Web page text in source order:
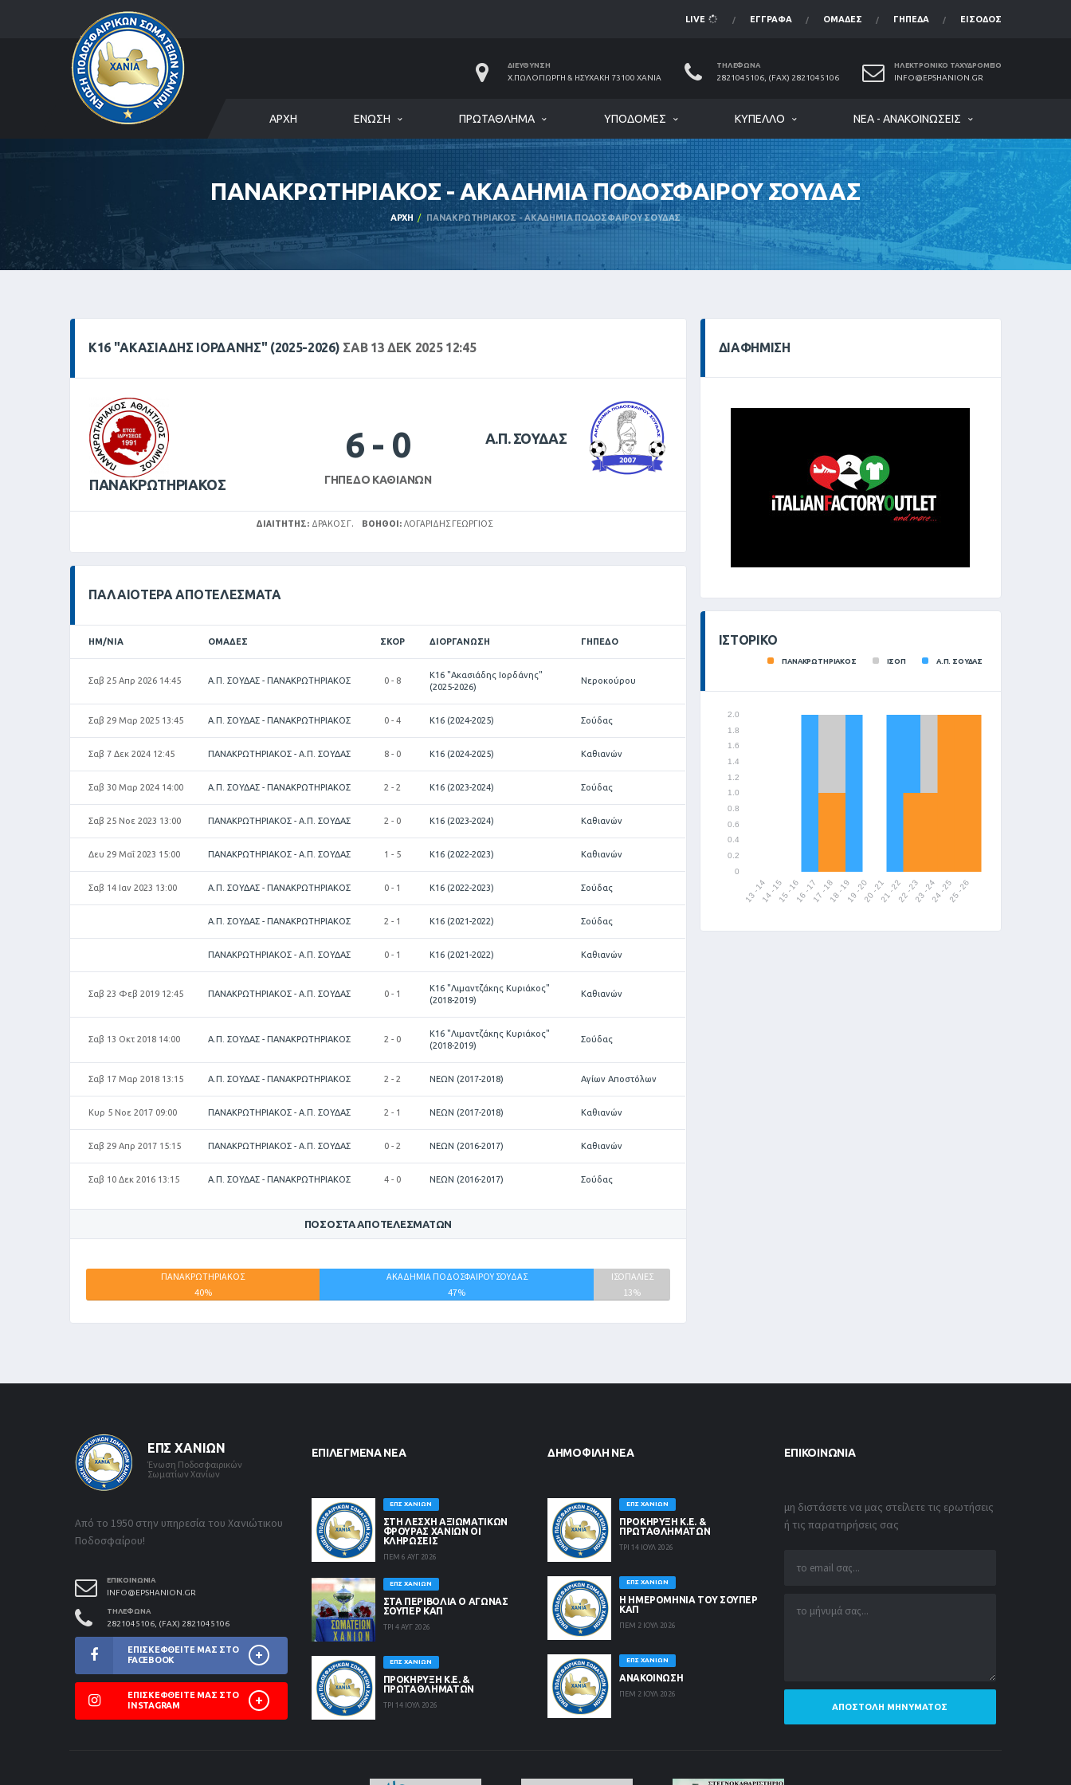
LIVE ΈΓΓΡΑΦΑ ΟΜΆΔΕΣ ΓΉΠΕΔΑ ΕΊΣΟΔΟΣ
ΔΙΕΎΘΥΝΣΗ
Χ.ΠΩΛΟΓΙΏΡΓΗ & ΗΣΥΧΆΚΗ 73100 ΧΑΝΙΆ
ΤΗΛΈΦΩΝΑ
2821045106, (FAX) 2821045106
ΗΛΕΚΤΡΟΝΙΚΌ ΤΑΧΥΔΡΟΜΕΊΟ
INFO@EPSHANION.GR
ΑΡΧΉ ΈΝΩΣΗ ΠΡΩΤΆΘΛΗΜΑ ΥΠΟΔΟΜΈΣ ΚΎΠΕΛΛΟ ΝΈΑ - ΑΝΑΚΟΙΝΏΣΕΙΣ
ΠΑΝΑΚΡΩΤΗΡΙΑΚΟΣ - ΑΚΑΔΗΜΙΑ ΠΟΔΟΣΦΑΙΡΟΥ ΣΟΥΔΑΣ
ΑΡΧΉ ΠΑΝΑΚΡΩΤΗΡΙΑΚΟΣ - ΑΚΑΔΗΜΙΑ ΠΟΔΟΣΦΑΙΡΟΥ ΣΟΥΔΑΣ
Κ16 "ΑΚΑΣΙΆΔΗΣ ΙΟΡΔΆΝΗΣ" (2025-2026) ΣΑΒ 13 ΔΕΚ 2025 12:45
ΠΑΝΑΚΡΩΤΗΡΙΑΚΟΣ
6 - 0
ΓΉΠΕΔΟ ΚΑΘΙΑΝΏΝ
Α.Π. ΣΟΥΔΑΣ
ΔΙΑΙΤΗΤΉΣ: ΔΡΑΚΟΣ Γ. ΒΟΗΘΟΊ: ΛΟΓΑΡΊΔΗΣ ΓΕΏΡΓΙΟΣ
ΠΑΛΑΙΌΤΕΡΑ ΑΠΟΤΕΛΈΣΜΑΤΑ
ΗΜ/ΝΊΑ ΟΜΆΔΕΣ ΣΚΟΡ ΔΙΟΡΓΆΝΩΣΗ ΓΉΠΕΔΟ
Σαβ 25 Απρ 2026 14:45 Α.Π. ΣΟΥΔΑΣ - ΠΑΝΑΚΡΩΤΗΡΙΑΚΟΣ 0 - 8
Κ16 "Ακασιάδης Ιορδάνης"
(2025-2026)
Νεροκούρου
Σαβ 29 Μαρ 2025 13:45 Α.Π. ΣΟΥΔΑΣ - ΠΑΝΑΚΡΩΤΗΡΙΑΚΟΣ 0 - 4 Κ16 (2024-2025) Σούδας
Σαβ 7 Δεκ 2024 12:45 ΠΑΝΑΚΡΩΤΗΡΙΑΚΟΣ - Α.Π. ΣΟΥΔΑΣ 8 - 0 Κ16 (2024-2025) Καθιανών
Σαβ 30 Μαρ 2024 14:00 Α.Π. ΣΟΥΔΑΣ - ΠΑΝΑΚΡΩΤΗΡΙΑΚΟΣ 2 - 2 Κ16 (2023-2024) Σούδας
Σαβ 25 Νοε 2023 13:00 ΠΑΝΑΚΡΩΤΗΡΙΑΚΟΣ - Α.Π. ΣΟΥΔΑΣ 2 - 0 Κ16 (2023-2024) Καθιανών
Δευ 29 Μαΐ 2023 15:00 ΠΑΝΑΚΡΩΤΗΡΙΑΚΟΣ - Α.Π. ΣΟΥΔΑΣ 1 - 5 Κ16 (2022-2023) Καθιανών
Σαβ 14 Ιαν 2023 13:00 Α.Π. ΣΟΥΔΑΣ - ΠΑΝΑΚΡΩΤΗΡΙΑΚΟΣ 0 - 1 Κ16 (2022-2023) Σούδας
Α.Π. ΣΟΥΔΑΣ - ΠΑΝΑΚΡΩΤΗΡΙΑΚΟΣ 2 - 1 Κ16 (2021-2022) Σούδας
ΠΑΝΑΚΡΩΤΗΡΙΑΚΟΣ - Α.Π. ΣΟΥΔΑΣ 0 - 1 Κ16 (2021-2022) Καθιανών
Σαβ 23 Φεβ 2019 12:45 ΠΑΝΑΚΡΩΤΗΡΙΑΚΟΣ - Α.Π. ΣΟΥΔΑΣ 0 - 1
Κ16 "Λιμαντζάκης Κυριάκος"
(2018-2019)
Καθιανών
Σαβ 13 Οκτ 2018 14:00 Α.Π. ΣΟΥΔΑΣ - ΠΑΝΑΚΡΩΤΗΡΙΑΚΟΣ 2 - 0
Κ16 "Λιμαντζάκης Κυριάκος"
(2018-2019)
Σούδας
Σαβ 17 Μαρ 2018 13:15 Α.Π. ΣΟΥΔΑΣ - ΠΑΝΑΚΡΩΤΗΡΙΑΚΟΣ 2 - 2 ΝΕΩΝ (2017-2018) Αγίων Αποστόλων
Κυρ 5 Νοε 2017 09:00 ΠΑΝΑΚΡΩΤΗΡΙΑΚΟΣ - Α.Π. ΣΟΥΔΑΣ 2 - 1 ΝΕΩΝ (2017-2018) Καθιανών
Σαβ 29 Απρ 2017 15:15 ΠΑΝΑΚΡΩΤΗΡΙΑΚΟΣ - Α.Π. ΣΟΥΔΑΣ 0 - 2 ΝΕΩΝ (2016-2017) Καθιανών
Σαβ 10 Δεκ 2016 13:15 Α.Π. ΣΟΥΔΑΣ - ΠΑΝΑΚΡΩΤΗΡΙΑΚΟΣ 4 - 0 ΝΕΩΝ (2016-2017) Σούδας
ΠΟΣΟΣΤΆ ΑΠΟΤΕΛΕΣΜΆΤΩΝ
ΠΑΝΑΚΡΩΤΗΡΙΑΚΟΣ
40%
ΑΚΑΔΗΜΙΑ ΠΟΔΟΣΦΑΙΡΟΥ ΣΟΥΔΑΣ
47%
ΙΣΟΠΑΛΙΕΣ
13%
ΔΙΑΦΉΜΙΣΗ
ΙΣΤΟΡΙΚΌ
ΠΑΝΑΚΡΩΤΗΡΙΑΚΟΣ ΙΣΟΠ Α.Π. ΣΟΥΔΑΣ
ΕΠΣ ΧΑΝΊΩΝ
Ένωση Ποδοσφαιρικών
Σωματίων Χανίων
Από το 1950 στην υπηρεσία του Χανιώτικου
Ποδοσφαίρου!
ΕΠΙΚΟΙΝΩΝΊΑ
INFO@EPSHANION.GR
ΤΗΛΈΦΩΝΑ
2821045106, (FAX) 2821045106
ΕΠΙΣΚΕΦΘΕΊΤΕ ΜΑΣ ΣΤΟ
FACEBOOK
ΕΠΙΣΚΕΦΘΕΊΤΕ ΜΑΣ ΣΤΟ
INSTAGRAM
ΕΠΙΛΕΓΜΈΝΑ ΝΈΑ
ΕΠΣ ΧΑΝΊΩΝ
ΣΤΗ ΛΈΣΧΗ ΑΞΙΩΜΑΤΙΚΏΝ
ΦΡΟΥΡΆΣ ΧΑΝΊΩΝ ΟΙ
ΚΛΗΡΏΣΕΙΣ
ΠΕΜ 6 ΑΥΓ 2026
ΕΠΣ ΧΑΝΊΩΝ
ΣΤΑ ΠΕΡΙΒΟΛΙΑ Ο ΑΓΩΝΑΣ
ΣΟΥΠΕΡ ΚΑΠ
ΤΡΙ 4 ΑΥΓ 2026
ΕΠΣ ΧΑΝΊΩΝ
ΠΡΟΚΗΡΥΞΗ Κ.Ε. &
ΠΡΩΤΑΘΛΗΜΑΤΩΝ
ΤΡΙ 14 ΙΟΥΛ 2026
ΔΗΜΟΦΙΛΉ ΝΈΑ
ΕΠΣ ΧΑΝΊΩΝ
ΠΡΟΚΗΡΥΞΗ Κ.Ε. &
ΠΡΩΤΑΘΛΗΜΑΤΩΝ
ΤΡΙ 14 ΙΟΥΛ 2026
ΕΠΣ ΧΑΝΊΩΝ
Η ΗΜΕΡΟΜΗΝΙΑ ΤΟΥ ΣΟΥΠΕΡ
ΚΑΠ
ΠΕΜ 2 ΙΟΥΛ 2026
ΕΠΣ ΧΑΝΊΩΝ
ΑΝΑΚΟΙΝΩΣΗ
ΠΕΜ 2 ΙΟΥΛ 2026
ΕΠΙΚΟΙΝΩΝΊΑ
μη διστάσετε να μας στείλετε τις ερωτήσεις
ή τις παρατηρήσεις σας
ΑΠΟΣΤΟΛΉ ΜΗΝΎΜΑΤΟΣ